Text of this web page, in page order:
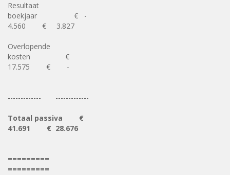
Resultaat
boekjaar € -
4.560 € 3.827
Overlopende
kosten €
17.575 € -
------------- -------------
Totaal passiva €
41.691 € 28.676
=========
=========